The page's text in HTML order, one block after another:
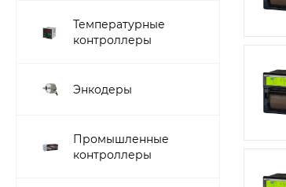
Температурные
контроллеры
Энкодеры
Промышленные
контроллеры